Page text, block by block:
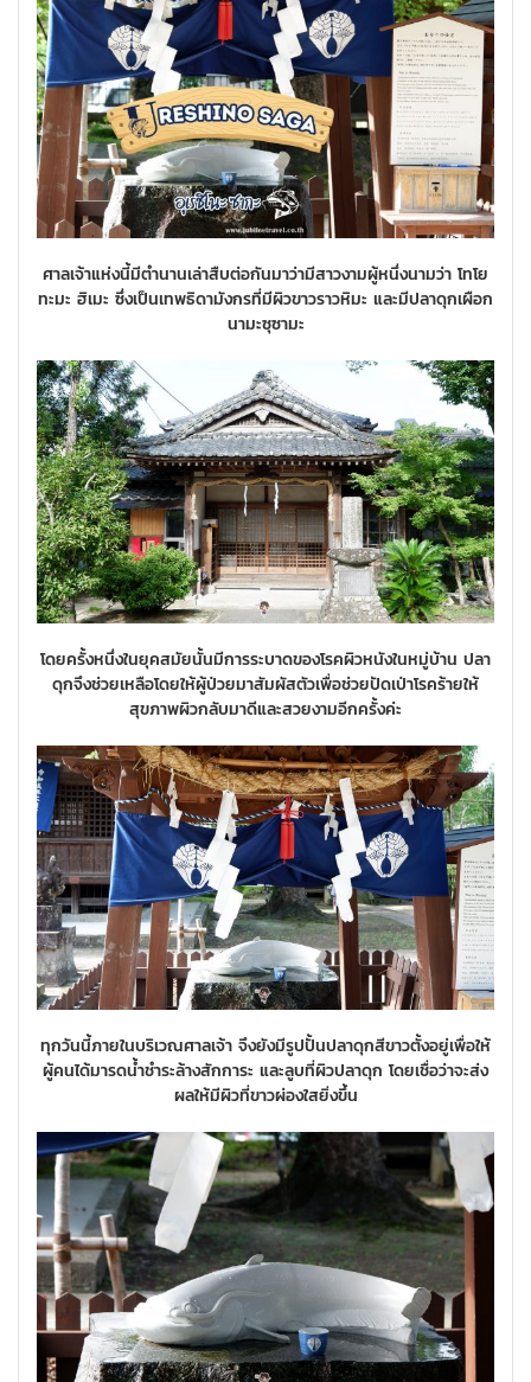
ศาลเจ้าแห่งนี้มีตำนานเล่าสืบต่อกันมาว่ามีสาวงามผู้หนึ่งนามว่า โทโย
ทะมะ ฮิเมะ ซึ่งเป็นเทพธิดามังกรที่มีผิวขาวราวหิมะ และมีปลาดุกเผือก
นามะซุซามะ
โดยครั้งหนึ่งในยุคสมัยนั้นมีการระบาดของโรคผิวหนังในหมู่บ้าน ปลา
ดุกจึงช่วยเหลือโดยให้ผู้ป่วยมาสัมผัสตัวเพื่อช่วยปัดเป่าโรคร้ายให้
สุขภาพผิวกลับมาดีและสวยงามอีกครั้งค่ะ
ทุกวันนี้ภายในบริเวณศาลเจ้า จึงยังมีรูปปั้นปลาดุกสีขาวตั้งอยู่เพื่อให้
ผู้คนได้มารดน้ำชำระล้างสักการะ และลูบที่ผิวปลาดุก โดยเชื่อว่าจะส่ง
ผลให้มีผิวที่ขาวผ่องใสยิ่งขึ้น